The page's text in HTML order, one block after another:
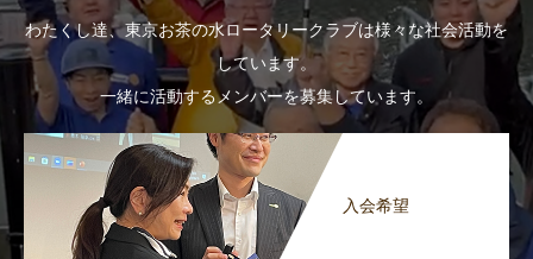
わたくし達、東京お茶の水ロータリークラブは様々な社会活動を
しています。
一緒に活動するメンバーを募集しています。
入会希望